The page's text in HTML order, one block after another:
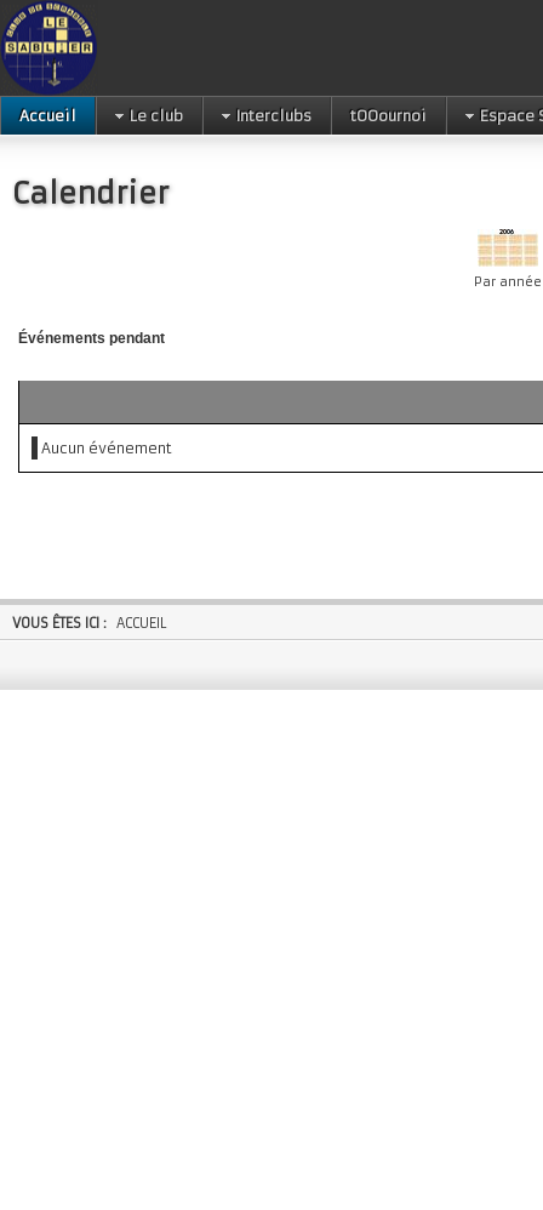
Accueil Le club Interclubs tOOournoi Espace
Calendrier
Par année
Événements pendant
Aucun événement
VOUS ÊTES ICI : ACCUEIL